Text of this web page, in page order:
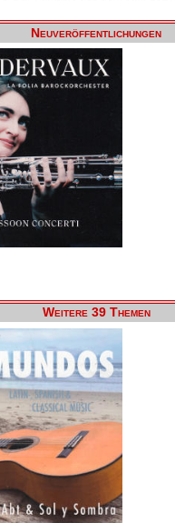
Neuveröffentlichungen
Weitere 39 Themen